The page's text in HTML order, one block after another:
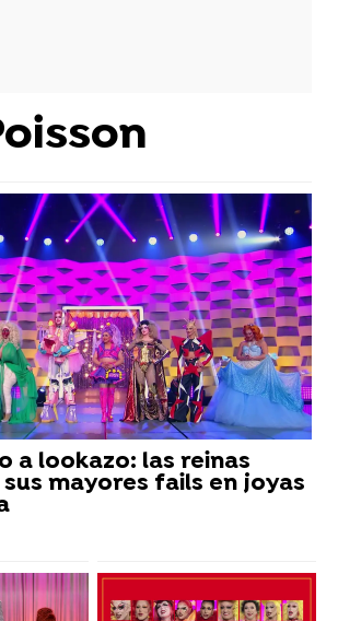
a lookazo: las reinas
mayores fails en joyas